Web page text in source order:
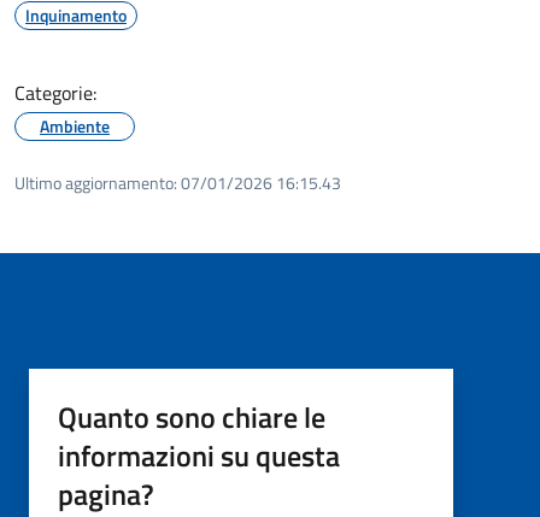
Inquinamento
Categorie:
Ambiente
Ultimo aggiornamento:07/01/2026 16:15.43
Quanto sono chiare le
informazioni su questa
pagina?